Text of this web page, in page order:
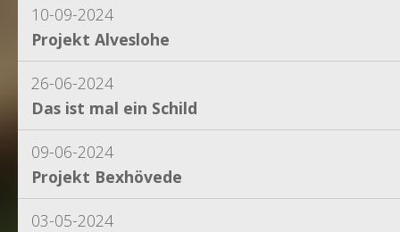
10-09-2024
Projekt Alveslohe
26-06-2024
Das ist mal ein Schild
09-06-2024
Projekt Bexhövede
03-05-2024